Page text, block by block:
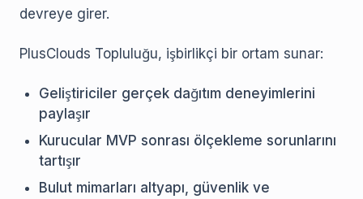
devreye girer.
PlusClouds Topluluğu, işbirlikçi bir ortam sunar:
Geliştiriciler gerçek dağıtım deneyimlerini
paylaşır
Kurucular MVP sonrası ölçekleme sorunlarını
tartışır
Bulut mimarları altyapı, güvenlik ve